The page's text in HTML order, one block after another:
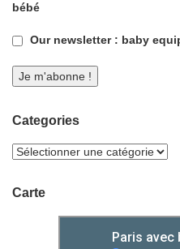
bébé
Our newsletter : baby
Categories
Carte